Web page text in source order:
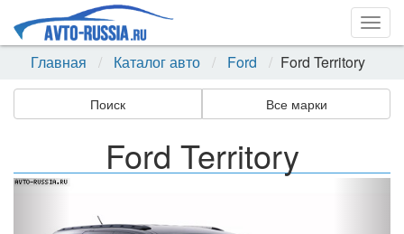
Главная
Каталог авто Ford Ford Territory
Поиск Все марки
Ford Territory
Назад